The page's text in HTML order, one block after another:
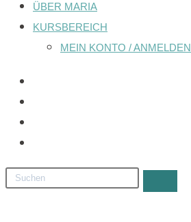
ÜBER MARIA
KURSBEREICH
MEIN KONTO / ANMELDEN